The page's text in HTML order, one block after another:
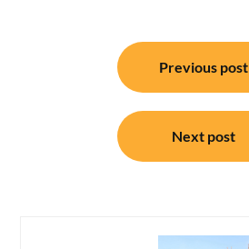
Previous post
Next post